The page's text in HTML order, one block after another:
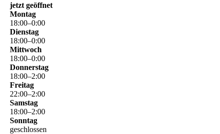
jetzt geöffnet
Montag
18:00–0:00
Dienstag
18:00–0:00
Mittwoch
18:00–0:00
Donnerstag
18:00–2:00
Freitag
22:00–2:00
Samstag
18:00–2:00
Sonntag
geschlossen